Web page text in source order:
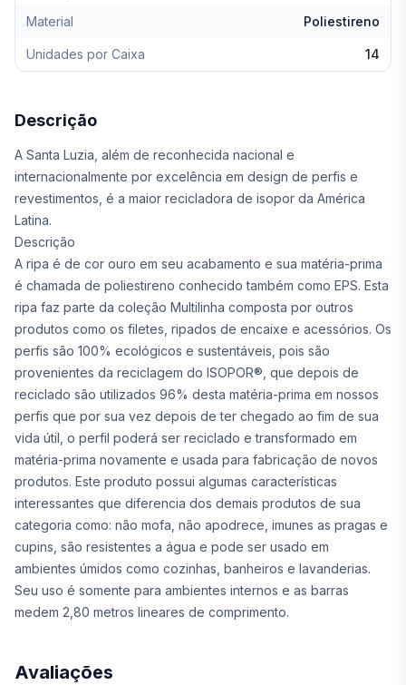
Material Poliestireno
Unidades por Caixa 14
Descrição
A Santa Luzia, além de reconhecida nacional e
internacionalmente por excelência em design de perfis e
revestimentos, é a maior recicladora de isopor da América
Latina.
Descrição
A ripa é de cor ouro em seu acabamento e sua matéria-prima
é chamada de poliestireno conhecido também como EPS. Esta
ripa faz parte da coleção Multilinha composta por outros
produtos como os filetes, ripados de encaixe e acessórios. Os
perfis são 100% ecológicos e sustentáveis, pois são
provenientes da reciclagem do ISOPOR®, que depois de
reciclado são utilizados 96% desta matéria-prima em nossos
perfis que por sua vez depois de ter chegado ao fim de sua
vida útil, o perfil poderá ser reciclado e transformado em
matéria-prima novamente e usada para fabricação de novos
produtos. Este produto possui algumas características
interessantes que diferencia dos demais produtos de sua
categoria como: não mofa, não apodrece, imunes as pragas e
cupins, são resistentes a água e pode ser usado em
ambientes úmidos como cozinhas, banheiros e lavanderias.
Seu uso é somente para ambientes internos e as barras
medem 2,80 metros lineares de comprimento.
Avaliações